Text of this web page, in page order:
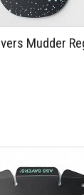
Mudder